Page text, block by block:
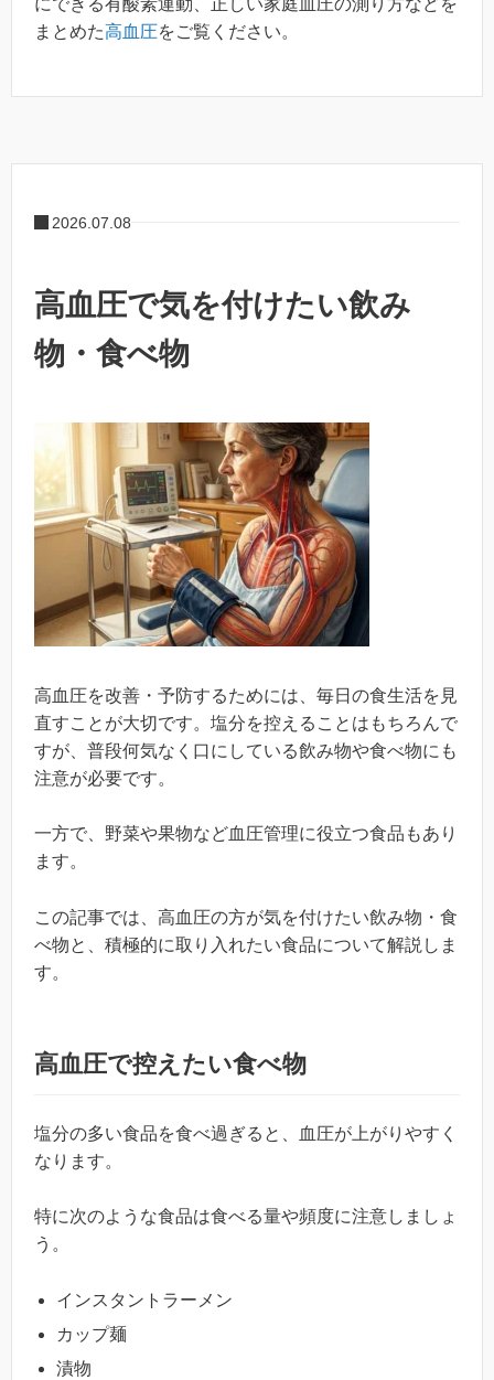
にできる有酸素運動、正しい家庭血圧の測り方などを
まとめた高血圧をご覧ください。
2026.07.08
高血圧で気を付けたい飲み
物・食べ物
高血圧を改善・予防するためには、毎日の食生活を見
直すことが大切です。塩分を控えることはもちろんで
すが、普段何気なく口にしている飲み物や食べ物にも
注意が必要です。
一方で、野菜や果物など血圧管理に役立つ食品もあり
ます。
この記事では、高血圧の方が気を付けたい飲み物・食
べ物と、積極的に取り入れたい食品について解説しま
す。
高血圧で控えたい食べ物
塩分の多い食品を食べ過ぎると、血圧が上がりやすく
なります。
特に次のような食品は食べる量や頻度に注意しましょ
う。
インスタントラーメン
カップ麺
漬物